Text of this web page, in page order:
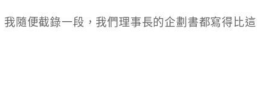
隨便截錄一段，我們理事長的企劃書都寫得比這